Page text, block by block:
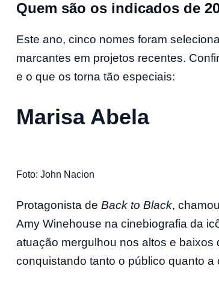
Quem são os indicados de
Este ano, cinco nomes foram
marcantes em projetos recentes.
e o que os torna tão especiais:
Marisa Abela
Foto: John Nacion
Protagonista de Back to Black,
Amy Winehouse na cinebiografia da
atuação mergulhou nos altos e baixos
conquistando tanto o público quanto a